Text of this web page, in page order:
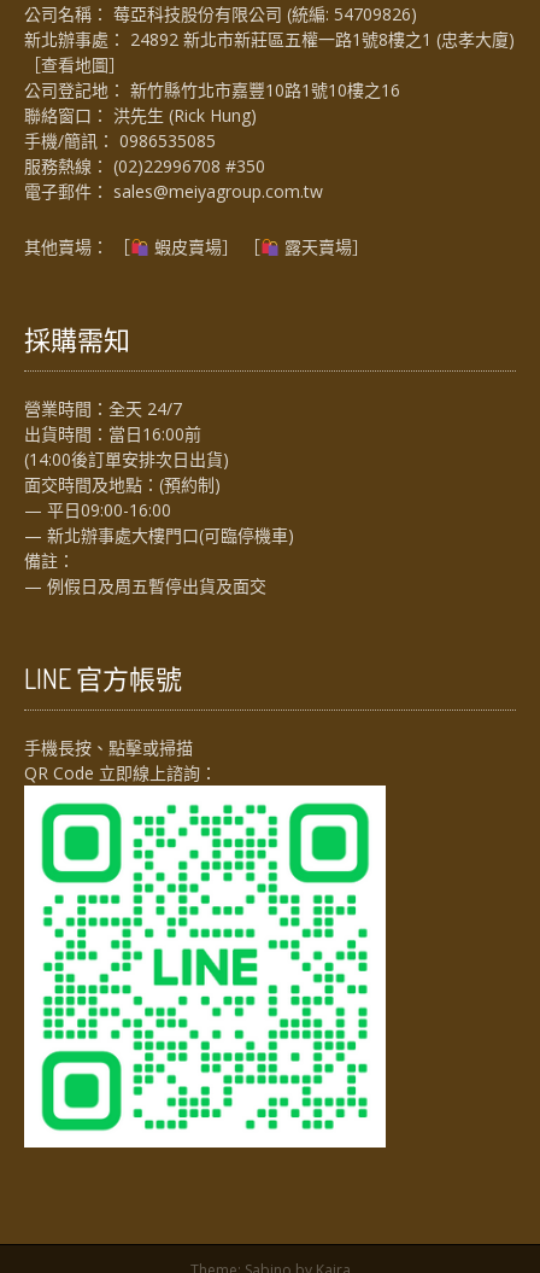
公司名稱： 莓亞科技股份有限公司 (統編: 54709826)
新北辦事處： 24892 新北市新莊區五權一路1號8樓之1 (忠孝大廈)
［查看地圖］
公司登記地： 新竹縣竹北市嘉豐10路1號10樓之16
聯絡窗口： 洪先生 (Rick Hung)
手機/簡訊： 0986535085
服務熱線： (02)22996708 #350
電子郵件： sales@meiyagroup.com.tw
其他賣場： ［ 蝦皮賣場］ ［ 露天賣場］
採購需知
營業時間：全天 24/7
出貨時間：當日16:00前
(14:00後訂單安排次日出貨)
面交時間及地點：(預約制)
— 平日09:00-16:00
— 新北辦事處大樓門口(可臨停機車)
備註：
— 例假日及周五暫停出貨及面交
LINE 官方帳號
手機長按、點擊或掃描
QR Code 立即線上諮詢：